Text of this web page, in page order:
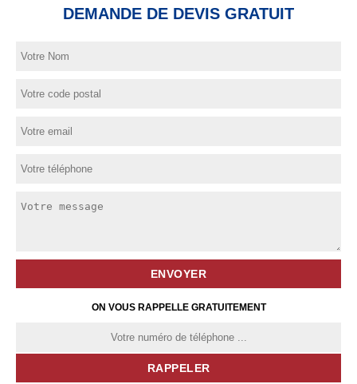
DEMANDE DE DEVIS GRATUIT
ON VOUS RAPPELLE GRATUITEMENT